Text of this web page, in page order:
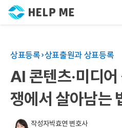
상표등록 상표출원과 상표등록
AI 콘텐츠·미디
쟁에서 살아남는
작성자박효연 변호사